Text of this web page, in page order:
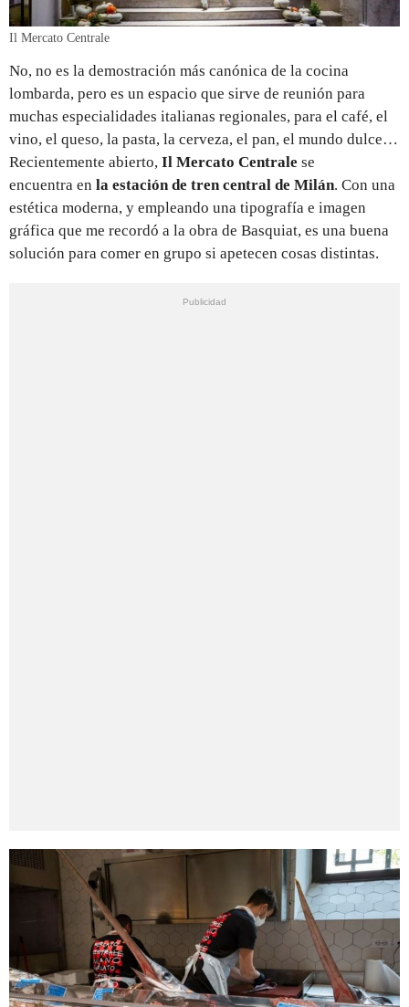
Il Mercato Centrale
No, no es la demostración más canónica de la cocina
lombarda, pero es un espacio que sirve de reunión para
muchas especialidades italianas regionales, para el café, el
vino, el queso, la pasta, la cerveza, el pan, el mundo dulce…
Recientemente abierto, Il Mercato Centrale se
encuentra en la estación de tren central de Milán. Con una
estética moderna, y empleando una tipografía e imagen
gráfica que me recordó a la obra de Basquiat, es una buena
solución para comer en grupo si apetecen cosas distintas.